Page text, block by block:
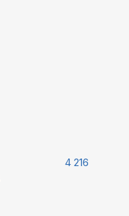
4 216